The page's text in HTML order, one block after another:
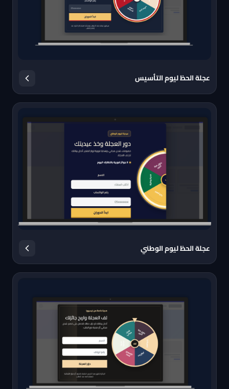
عجلة الحظ ليوم التأسيس
عجلة الحظ ليوم الوطني